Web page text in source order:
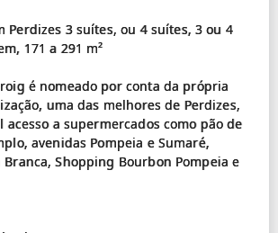
Perdizes 3 suítes, ou 4 suítes, 3 ou 4
171 a 291 m²
é nomeado por conta da própria
uma das melhores de Perdizes,
a supermercados como pão de
avenidas Pompeia e Sumaré,
Branca, Shopping Bourbon Pompeia e